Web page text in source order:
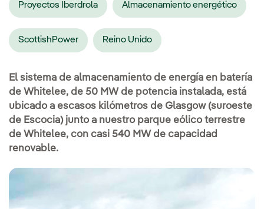
Proyectos Iberdrola Almacenamiento energético
ScottishPower Reino Unido
El sistema de almacenamiento de energía en batería
de Whitelee, de 50 MW de potencia instalada, está
ubicado a escasos kilómetros de Glasgow (suroeste
de Escocia) junto a nuestro parque eólico terrestre
de Whitelee, con casi 540 MW de capacidad
renovable.